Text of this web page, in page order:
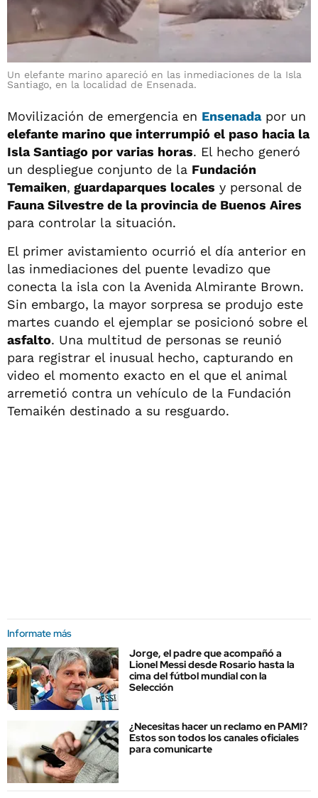
Un elefante marino apareció en las inmediaciones de la Isla
Santiago, en la localidad de Ensenada.
Movilización de emergencia en Ensenadapor un
elefante marino que interrumpió el paso hacia la
Isla Santiago por varias horas. El hecho generó
un despliegue conjunto de la Fundación
Temaiken, guardaparques locales y personal de
Fauna Silvestre de la provincia de Buenos Aires
para controlar la situación.
El primer avistamiento ocurrió el día anterior en
las inmediaciones del puente levadizo que
conecta la isla con la Avenida Almirante Brown.
Sin embargo, la mayor sorpresa se produjo este
martes cuando el ejemplar se posicionó sobre el
asfalto. Una multitud de personas se reunió
para registrar el inusual hecho, capturando en
video el momento exacto en el que el animal
arremetió contra un vehículo de la Fundación
Temaikén destinado a su resguardo.
Informate más
Jorge, el padre que acompañó a
Lionel Messi desde Rosario hasta la
cima del fútbol mundial con la
Selección
¿Necesitas hacer un reclamo en PAMI?
Estos son todos los canales oficiales
para comunicarte